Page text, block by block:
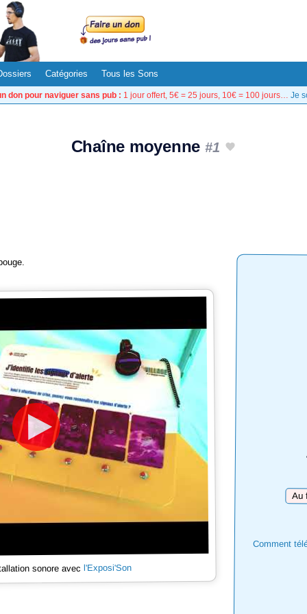
Catégories Tous les Sons
don pour naviguer sans pub : 1 jour offert, 5€ = 25 jours, 10€ = 100 jours… Je
Chaîne moyenne #1
Comment
sonore avec l'Exposi'Son